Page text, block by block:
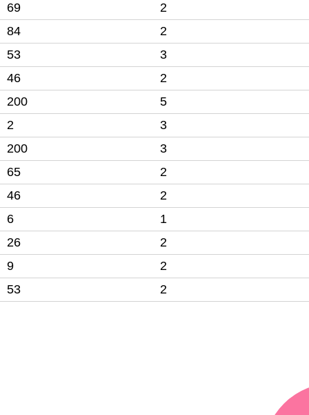
69
2
84
2
53
3
46
2
200
5
2
3
200
3
65
2
46
2
6
1
26
2
9
2
53
2